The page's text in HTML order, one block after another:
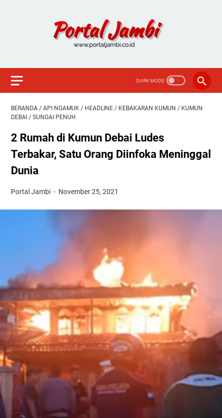
BERANDA / API NGAMUK / HEADLINE / KEBAKARAN KUMUN / KUMUN
DEBAI / SUNGAI PENUH
2 Rumah di Kumun Debai Ludes
Terbakar, Satu Orang Diinfoka Meninggal
Dunia
Portal Jambi November 25, 2021